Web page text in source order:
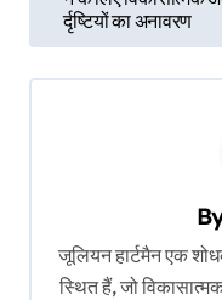
र्दृष्टियों का अनावरण
जूलियन हार्टमैन एक
स्थित हैं, जो